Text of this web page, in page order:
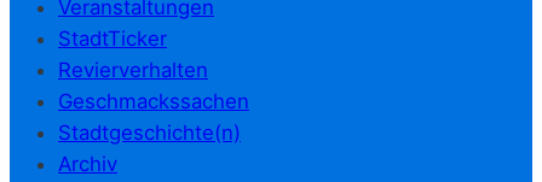
Veranstaltungen
StadtTicker
Revierverhalten
Geschmackssachen
Stadtgeschichte(n)
Archiv